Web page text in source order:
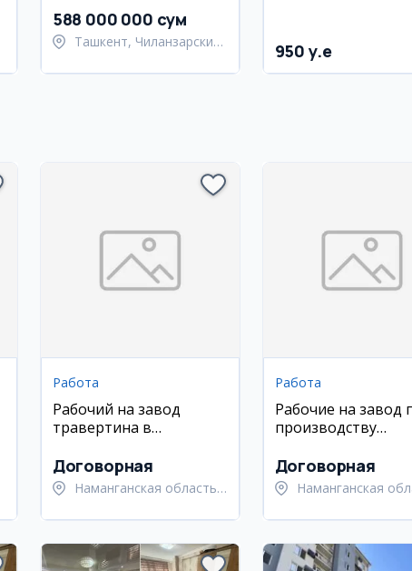
588 000 000 сум
Ташкент, Чиланзарский
950 y.e
Работа
Рабочий на завод
травертина в
Договорная
Наманганская область,
Работа
Рабочие на завод
производству
Намангане
Договорная
Наманганская